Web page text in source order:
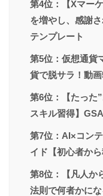
第4位：【Xマー
を増やし、感謝
テンプレート
第5位：仮想通貨
貨で脱サラ！動
第6位：【たった
スキル習得】
第7位：AI×コン
イド【初心者から
第8位：【凡人か
法則で何者かに